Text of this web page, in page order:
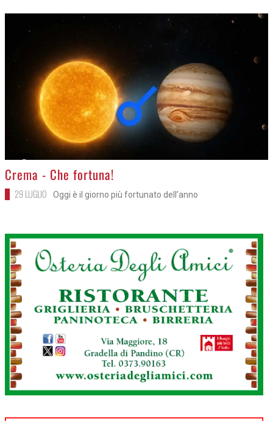
>
Crema - Che fortuna!
29 LUGLIO Oggi è il giorno più fortunato dell’anno